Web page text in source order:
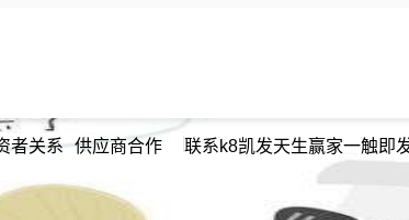
者关系 供应商合作 联系k8凯发天生赢家一触即